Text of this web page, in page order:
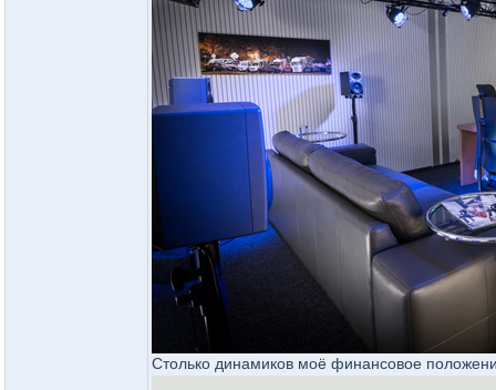
Столько динамиков моё финансовое